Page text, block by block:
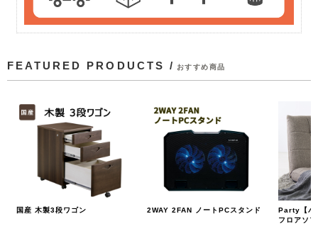
FEATURED PRODUCTS / おすすめ商品
国産 木製3段ワゴン 2WAY 2FAN ノートPCスタンド
Party【パ
フロアソ